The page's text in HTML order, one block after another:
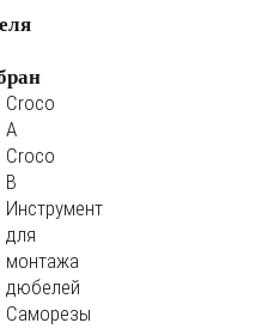
Croco
A
Croco
B
Инструмент
для
монтажа
дюбелей
Саморезы